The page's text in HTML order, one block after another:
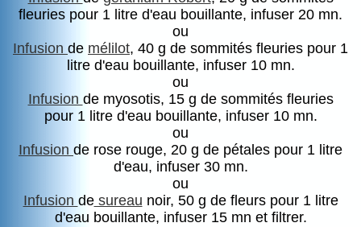
fleuries pour 1 litre d'eau bouillante, infuser 20 mn.
ou
Infusion de mélilot, 40 g de sommités fleuries pour 1
litre d'eau bouillante, infuser 10 mn.
ou
Infusion de myosotis, 15 g de sommités fleuries
pour 1 litre d'eau bouillante, infuser 10 mn.
ou
Infusion de rose rouge, 20 g de pétales pour 1 litre
d'eau, infuser 30 mn.
ou
Infusion desureau noir, 50 g de fleurs pour 1 litre
d'eau bouillante, infuser 15 mn et filtrer.